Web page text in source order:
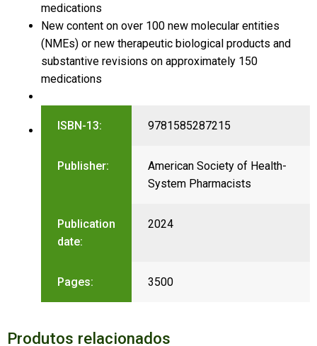
medications
New content on over 100 new molecular entities
(NMEs) or new therapeutic biological products and
substantive revisions on approximately 150
medications
ISBN-13: 9781585287215
Publisher:
American Society of Health-
System Pharmacists
Publication
date:
2024
Pages: 3500
Produtos relacionados